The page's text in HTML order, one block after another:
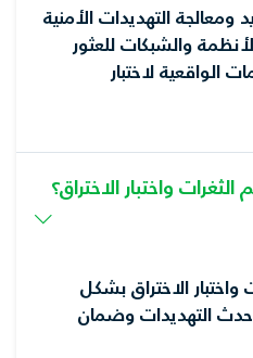
التهديدات الأمنية
والشبكات للعثور
الواقعية لاختبار
واختبار الاختراق؟
الاختراق بشكل
التهديدات وضمان